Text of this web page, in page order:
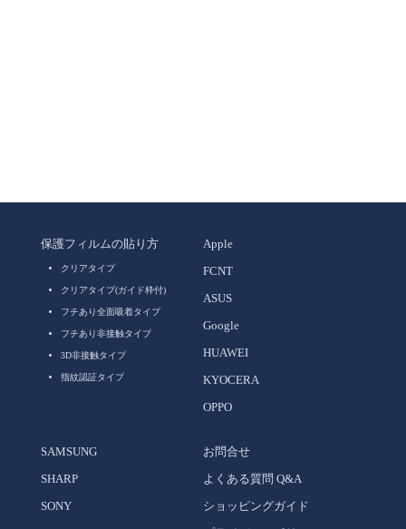
保護フィルムの貼り方
クリアタイプ
クリアタイプ(ガイド枠付)
フチあり全面吸着タイプ
フチあり非接触タイプ
3D非接触タイプ
指紋認証タイプ
Apple
FCNT
ASUS
Google
HUAWEI
KYOCERA
OPPO
SAMSUNG
SHARP
SONY
お問合せ
よくある質問 Q&A
ショッピングガイド